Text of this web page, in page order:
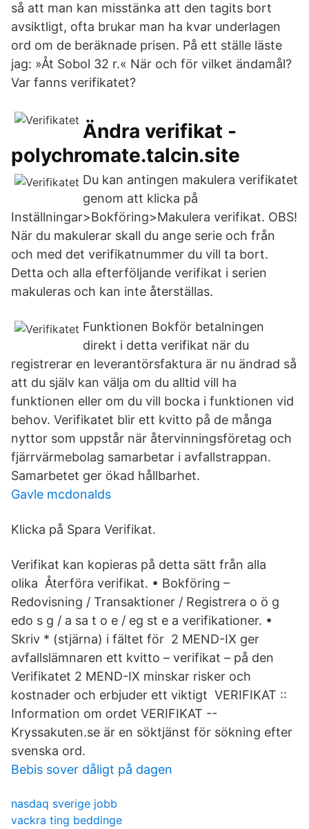
så att man kan misstänka att den tagits bort
avsiktligt, ofta brukar man ha kvar underlagen
ord om de beräknade prisen. På ett ställe läste
jag: »Åt Sobol 32 r.« När och för vilket ändamål?
Var fanns verifikatet?
Ändra verifikat -
polychromate.talcin.site
Du kan antingen makulera verifikatet
genom att klicka på
Inställningar>Bokföring>Makulera verifikat. OBS!
När du makulerar skall du ange serie och från
och med det verifikatnummer du vill ta bort.
Detta och alla efterföljande verifikat i serien
makuleras och kan inte återställas.
Funktionen Bokför betalningen
direkt i detta verifikat när du
registrerar en leverantörs­faktura är nu ändrad så
att du själv kan välja om du alltid vill ha
funktionen eller om du vill bocka i funktionen vid
behov. Verifikatet blir ett kvitto på de många
nyttor som uppstår när återvinningsföretag och
fjärrvärmebolag samarbetar i avfallstrappan.
Samarbetet ger ökad hållbarhet.
Gavle mcdonalds
Klicka på Spara Verifikat.
Verifikat kan kopieras på detta sätt från alla
olika Återföra verifikat. • Bokföring –
Redovisning / Transaktioner / Registrera o ö g
edo s g / a sa t o e / eg st e a verifikationer. •
Skriv * (stjärna) i fältet för 2 MEND-IX ger
avfallslämnaren ett kvitto – verifikat – på den
Verifikatet 2 MEND-IX minskar risker och
kostnader och erbjuder ett viktigt VERIFIKAT ::
Information om ordet VERIFIKAT --
Kryssakuten.se är en söktjänst för sökning efter
svenska ord.
Bebis sover dåligt på dagen
nasdaq sverige jobb
vackra ting beddinge